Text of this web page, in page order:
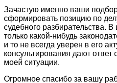
Зачастую именно ваши
сформировать позицию по
судебного разбирательства. В
только какой-нибудь
и то не всегда уверен в его
консультирования дают ответ
моей ситуации.
Огромное спасибо за вашу